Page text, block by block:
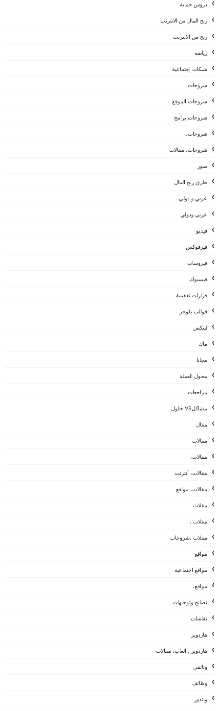
دروس حماية
ربح المال من الانترنت
ربح من الانترنت
رياضة
شبكات إجتماعية
شروحات
شروحات الموقع
شروحات برامج
شروحات،
شروحات، مقالات
صور
طرق ربح المال
عربي و دولي
عربي ودولي
فيديو
فيرفوكس
فيروسات
فيسبوك
قرارات تعقيبية
قوالب بلوجر
لينكس
ماك
مجانا
محول العملة
مراجعات
مشاكلVS حلول
مقال
مقالات
مقالات،
مقالات، أنترنت
مقالات، مواقع
مقلات
مقلات ،
مقلات ،شروحات
مواقع
مواقع اجتماعية
مواقع،
نصائح وتوجيهات
نقاشات
هاردوير
هاردوير ، العاب، مقالات
وثائقي
وظائف
ويندوز